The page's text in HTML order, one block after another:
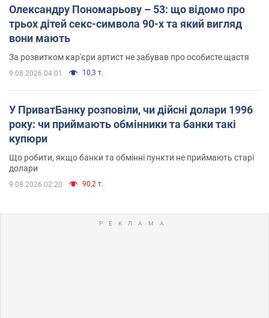
Олександру Пономарьову – 53: що відомо про
трьох дітей секс-символа 90-х та який вигляд
вони мають
За розвитком кар'єри артист не забував про особисте щастя
9.08.2026 04:01 10,3 т.
У ПриватБанку розповіли, чи дійсні долари 1996
року: чи приймають обмінники та банки такі
купюри
Що робити, якщо банки та обмінні пункти не приймають старі
долари
9.08.2026 02:20 90,2 т.